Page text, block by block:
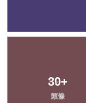
30+
頭條